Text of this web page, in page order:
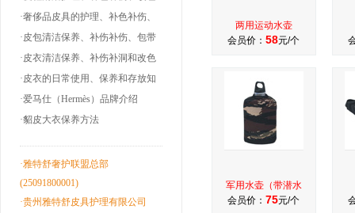
翻新！
·奢侈品皮具的护理、补色补伤、
包带油边和翻
·皮包清洁保养、补伤补伤、包带
洞边和改色翻
·皮衣清洁保养、补伤补洞和改色
翻新！
·皮衣的日常使用、保养和存放知
识！
·爱马仕（Hermès）品牌介绍
·貂皮大衣保养方法
·雅特舒奢护联盟总部
(25091800001)
·贵州雅特舒皮具护理有限公司
两用运动水壶
会员价： 58元/个
军用水壶（带潜水
会员价： 75元/个